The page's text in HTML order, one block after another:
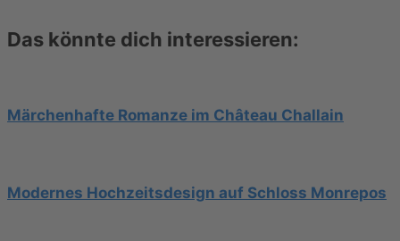
Das könnte dich interessieren:
Märchenhafte Romanze im Château Challain
Modernes Hochzeitsdesign auf Schloss Monrepos